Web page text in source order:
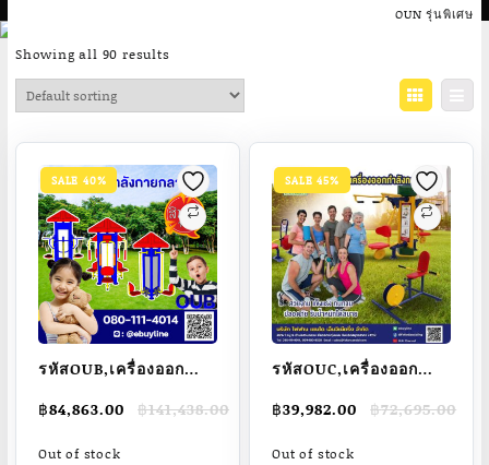
OUN รุ่นพิเศษ
Showing all 90 results
SALE 40%
รหัสOUB,เครื่องออก
พิเศษเกรดพรีเมี่ยมแบบ
สถานี 3 ด้านมี
฿141,438.00
Original
was:
฿84,863.00
Current
is:
Out of stock
SALE 45%
รหัสOUC,เครื่องออก
พิเศษเกรดพรีเมี่ยมแบบ
สถานี 2 ด้าน
฿72,695.00
Original
was:
฿39,982.00
Current
is:
Out of stock